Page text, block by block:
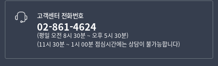
고객센터 전화번호
02-861-4624
(평일 오전 8시 30분 ~ 오후 5시 30분)
(11시 30분 ~ 1시 00분 점심시간에는 상담이 불가능합니다)